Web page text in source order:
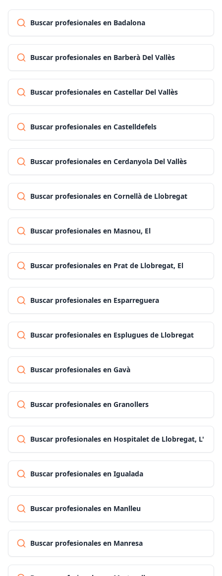
Buscar profesionales en Badalona
Buscar profesionales en Barberà Del Vallès
Buscar profesionales en Castellar Del Vallès
Buscar profesionales en Castelldefels
Buscar profesionales en Cerdanyola Del Vallès
Buscar profesionales en Cornellà de Llobregat
Buscar profesionales en Masnou, El
Buscar profesionales en Prat de Llobregat, El
Buscar profesionales en Esparreguera
Buscar profesionales en Esplugues de Llobregat
Buscar profesionales en Gavà
Buscar profesionales en Granollers
Buscar profesionales en Hospitalet de Llobregat, L'
Buscar profesionales en Igualada
Buscar profesionales en Manlleu
Buscar profesionales en Manresa